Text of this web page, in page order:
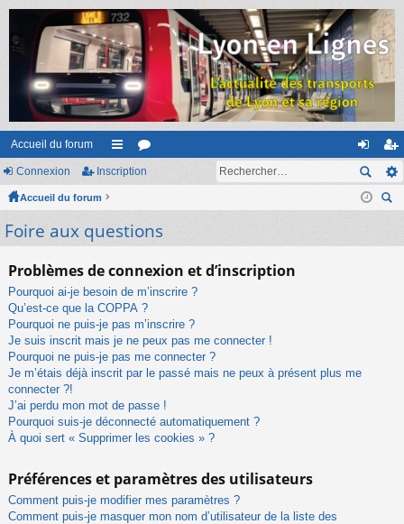
Accueil du forum
ac
ur
s
or
m
on
ne
ns
cri
Connexion Inscription
Accueil du forum
Foire aux questions
Problèmes de connexion et d’inscription
Pourquoi ai-je besoin de m’inscrire ?
Qu’est-ce que la COPPA ?
Pourquoi ne puis-je pas m’inscrire ?
Je suis inscrit mais je ne peux pas me connecter !
Pourquoi ne puis-je pas me connecter ?
Je m’étais déjà inscrit par le passé mais ne peux à présent plus me
connecter ?!
J’ai perdu mon mot de passe !
Pourquoi suis-je déconnecté automatiquement ?
À quoi sert « Supprimer les cookies » ?
Préférences et paramètres des utilisateurs
Comment puis-je modifier mes paramètres ?
Comment puis-je masquer mon nom d’utilisateur de la liste des